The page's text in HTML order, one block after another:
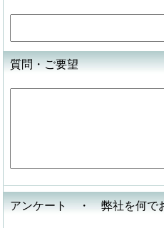
質問・ご要望
アンケート ・ 弊社を何で